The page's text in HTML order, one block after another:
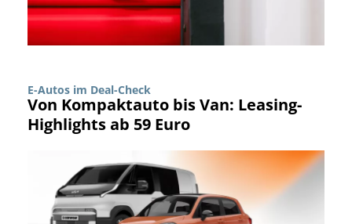
E-Autos im Deal-Check
Von Kompaktauto bis Van: Leasing-
Highlights ab 59 Euro